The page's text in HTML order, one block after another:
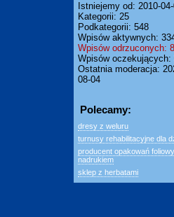
Istniejemy od: 2010-
Kategorii: 25
Podkategorii: 548
Wpisów aktywnych:
Wpisów odrzuconych:
Wpisów oczekujących:
Ostatnia moderacja:
08-04
Polecamy:
dresy z weluru
turnusy rehabilitacyjne dla
producent opakowań
nadrukiem
sklep z herbatami